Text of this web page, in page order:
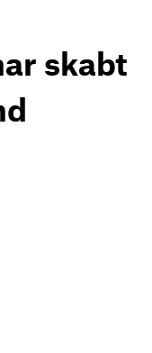
skabt